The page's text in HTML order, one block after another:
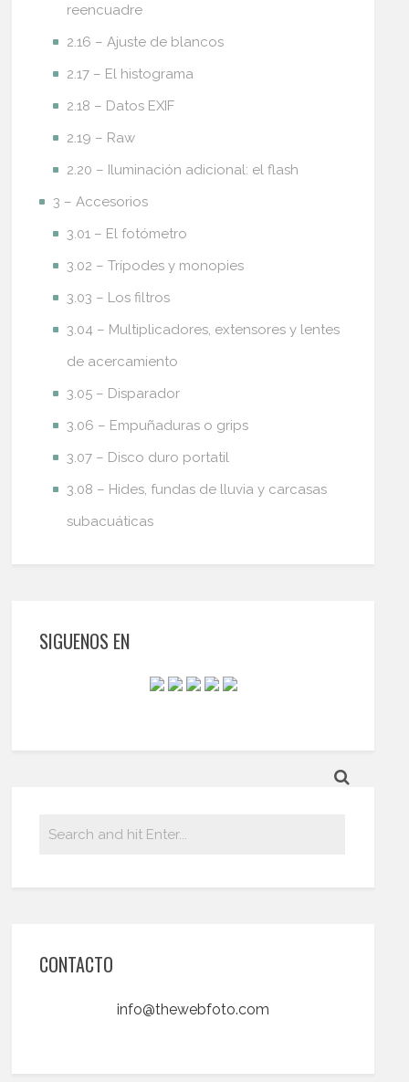
reencuadre
2.16 – Ajuste de blancos
2.17 – El histograma
2.18 – Datos EXIF
2.19 – Raw
2.20 – Iluminación adicional: el flash
3 – Accesorios
3.01 – El fotómetro
3.02 – Trípodes y monopies
3.03 – Los filtros
3.04 – Multiplicadores, extensores y lentes
de acercamiento
3.05 – Disparador
3.06 – Empuñaduras o grips
3.07 – Disco duro portatil
3.08 – Hides, fundas de lluvia y carcasas
subacuáticas
SIGUENOS EN
CONTACTO
info@thewebfoto.com